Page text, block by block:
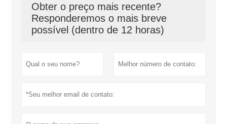
Obter o preço mais recente?
Responderemos o mais breve
possível (dentro de 12 horas)